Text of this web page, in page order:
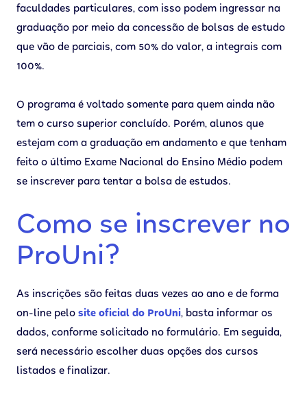
faculdades particulares, com isso podem ingressar na
graduação por meio da concessão de bolsas de estudo
que vão de parciais, com 50% do valor, a integrais com
100%.
O programa é voltado somente para quem ainda não
tem o curso superior concluído. Porém, alunos que
estejam com a graduação em andamento e que tenham
feito o último Exame Nacional do Ensino Médio podem
se inscrever para tentar a bolsa de estudos.
Como se inscrever no
ProUni?
As inscrições são feitas duas vezes ao ano e de forma
on-line pelo site oficial do ProUni, basta informar os
dados, conforme solicitado no formulário. Em seguida,
será necessário escolher duas opções dos cursos
listados e finalizar.